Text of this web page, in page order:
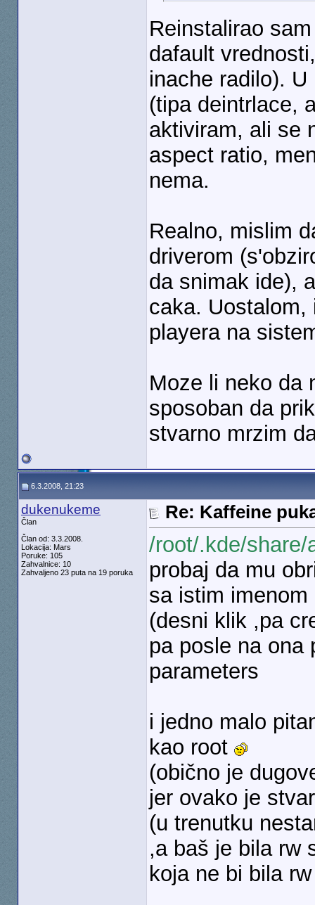
Reinstalirao
dafault
inache radilo).
(tipa deintrlace,
aktiviram, ali se
aspect ratio,
nema.
Realno, mislim
driverom
da snimak ide),
caka. Uostalom,
playera na
Moze li neko da
sposoban da
stvarno mrzim
6.3.2008, 21:23
dukenukeme
Član
Član od: 3.3.2008.
Lokacija: Mars
Poruke: 105
Zahvalnice: 10
Zahvaljeno 23 puta na 19 poruka
Re: Kaffeine
/root/.kde/
probaj da mu
sa istim imenom
(desni klik ,pa
pa posle na ona
parameters
i jedno malo
kao root
(obično je
jer ovako je
(u trenutku
,a baš je bila rw
koja ne bi bila